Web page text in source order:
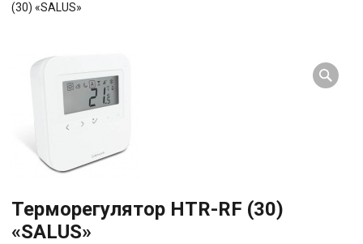
(30) «SALUS»
Терморегулятор HTR-RF (30)
«SALUS»